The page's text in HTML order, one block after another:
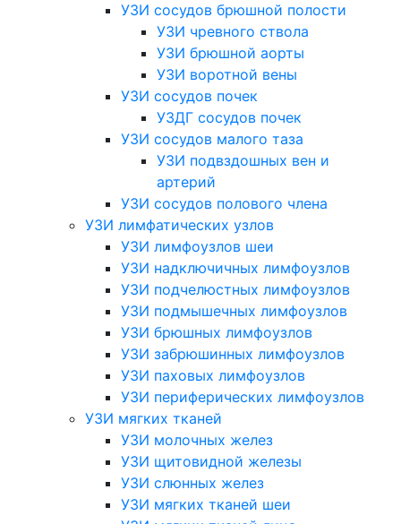
УЗИ сосудов брюшной полости
УЗИ чревного ствола
УЗИ брюшной аорты
УЗИ воротной вены
УЗИ сосудов почек
УЗДГ сосудов почек
УЗИ сосудов малого таза
УЗИ подвздошных вен и
артерий
УЗИ сосудов полового члена
УЗИ лимфатических узлов
УЗИ лимфоузлов шеи
УЗИ надключичных лимфоузлов
УЗИ подчелюстных лимфоузлов
УЗИ подмышечных лимфоузлов
УЗИ брюшных лимфоузлов
УЗИ забрюшинных лимфоузлов
УЗИ паховых лимфоузлов
УЗИ периферических лимфоузлов
УЗИ мягких тканей
УЗИ молочных желез
УЗИ щитовидной железы
УЗИ слюнных желез
УЗИ мягких тканей шеи